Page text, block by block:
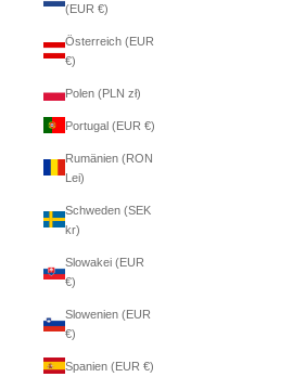
(EUR €)
Österreich (EUR
€)
Polen (PLN zł)
Portugal (EUR €)
Rumänien (RON
Lei)
Schweden (SEK
kr)
Slowakei (EUR
€)
Slowenien (EUR
€)
Spanien (EUR €)